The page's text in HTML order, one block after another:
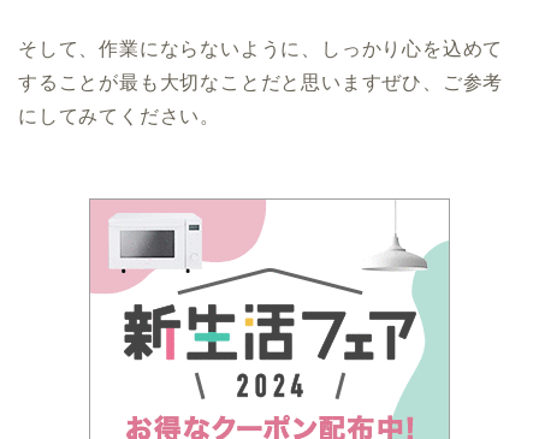
そして、作業にならないように、しっかり心を込めて
することが最も大切なことだと思いますぜひ、ご参考
にしてみてください。